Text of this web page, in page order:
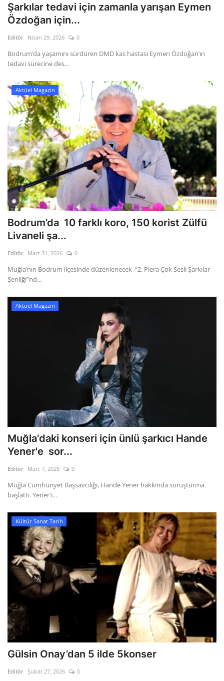
Şarkılar tedavi için zamanla yarışan Eymen
Özdoğan için...
Editör Nisan 29, 2026 0
Bodrum’da yaşamını sürdüren DMD kas hastası Eymen Özdoğan’ın
tedavi sürecine des...
Aktüel Magazin
Bodrum’da 10 farklı koro, 150 korist Zülfü
Livaneli şa...
Editör Mart 31, 2026 0
Muğla’nın Bodrum ilçesinde düzenlenecek “2. Piera Çok Sesli Şarkılar
Şenliği”nd...
Aktüel Magazin
Muğla'daki konseri için ünlü şarkıcı Hande
Yener'e sor...
Editör Mart 7, 2026 0
Muğla Cumhuriyet Başsavcılığı, Hande Yener hakkında soruşturma
başlattı. Yener'i...
Kültür Sanat Tarih
Gülsin Onay’dan 5 ilde 5konser
Editör Şubat 27, 2026 0